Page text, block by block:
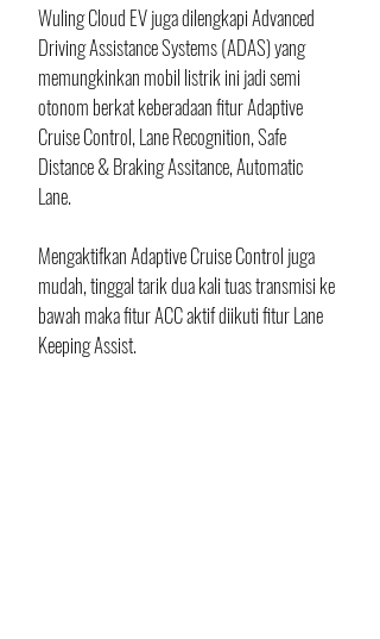
Wuling Cloud EV juga dilengkapi Advanced
Driving Assistance Systems (ADAS) yang
memungkinkan mobil listrik ini jadi semi
otonom berkat keberadaan fitur Adaptive
Cruise Control, Lane Recognition, Safe
Distance & Braking Assitance, Automatic
Lane.
Mengaktifkan Adaptive Cruise Control juga
mudah, tinggal tarik dua kali tuas transmisi ke
bawah maka fitur ACC aktif diikuti fitur Lane
Keeping Assist.